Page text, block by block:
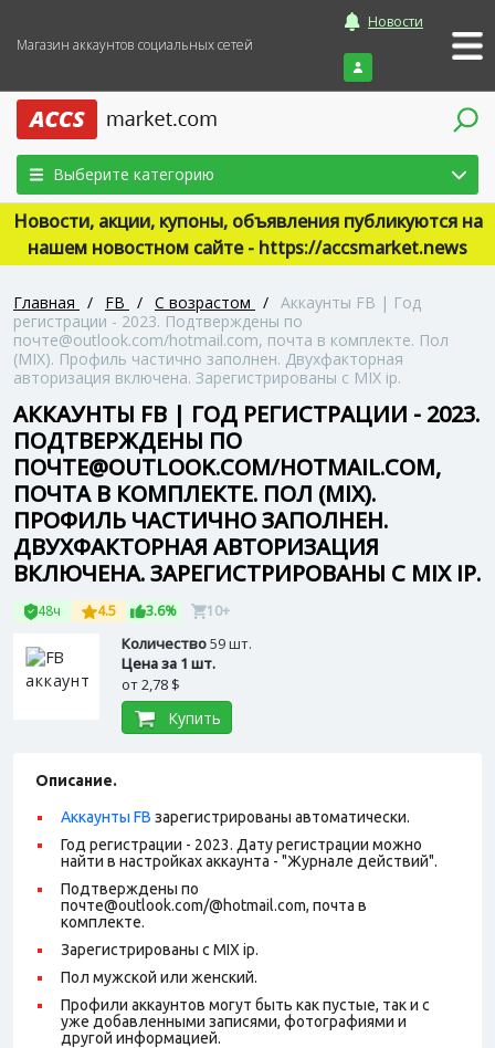
Магазин аккаунтов социальных сетей
Новости
Войти
Выберите категорию
Новости, акции, купоны, объявления публикуются на
нашем новостном сайте - https://accsmarket.news
Главная / FB / С возрастом / Аккаунты FB | Год
регистрации - 2023. Подтверждены по
почте@outlook.com/hotmail.com, почта в комплекте. Пол
(MIX). Профиль частично заполнен. Двухфакторная
авторизация включена. Зарегистрированы с MIX ip.
АККАУНТЫ FB | ГОД РЕГИСТРАЦИИ - 2023.
ПОДТВЕРЖДЕНЫ ПО
ПОЧТЕ@OUTLOOK.COM/HOTMAIL.COM,
ПОЧТА В КОМПЛЕКТЕ. ПОЛ (MIX).
ПРОФИЛЬ ЧАСТИЧНО ЗАПОЛНЕН.
ДВУХФАКТОРНАЯ АВТОРИЗАЦИЯ
ВКЛЮЧЕНА. ЗАРЕГИСТРИРОВАНЫ С MIX IP.
48ч 4.5 3.6% 10+
Количество59 шт.
Цена за 1 шт.
от2,78 $
Купить
Описание.
Аккаунты FB зарегистрированы автоматически.
Год регистрации - 2023. Дату регистрации можно
найти в настройках аккаунта - "Журнале действий".
Подтверждены по
почте@outlook.com/@hotmail.com, почта в
комплекте.
Зарегистрированы с MIX ip.
Пол мужской или женский.
Профили аккаунтов могут быть как пустые, так и с
уже добавленными записями, фотографиями и
другой информацией.